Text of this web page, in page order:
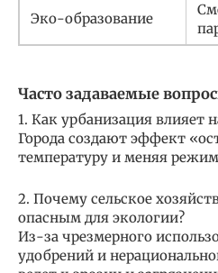
Эко-образование
Часто задаваемые
1. Как урбанизация влияет
Города создают эффект
температуру и меняя режим
2. Почему сельское
опасным для экологии?
Из-за чрезмерного
удобрений и